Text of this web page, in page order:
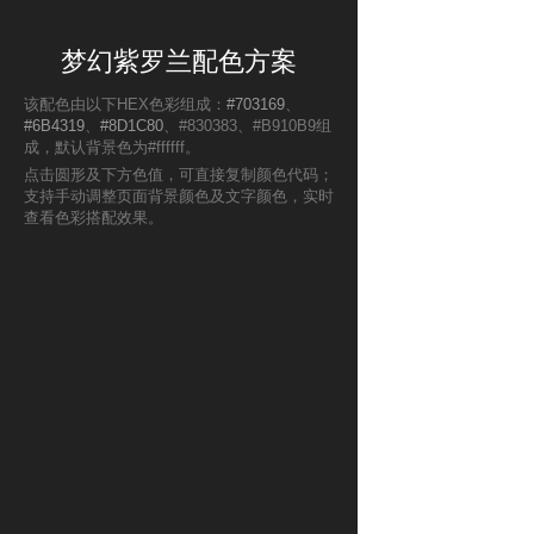
梦幻紫罗兰配色方案
该配色由以下HEX色彩组成： #703169、
#6B4319、 #8D1C80、#830383、#B910B9组
成，默认背景色为#ffffff。
点击圆形及下方色值，可直接复制颜色代码；
支持手动调整页面背景颜色及文字颜色，实时
查看色彩搭配效果。